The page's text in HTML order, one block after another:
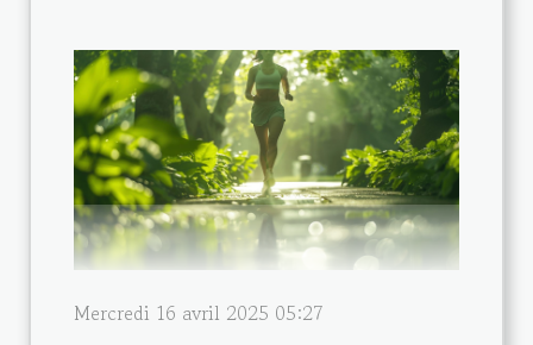
Mercredi 16 avril 2025 05:27